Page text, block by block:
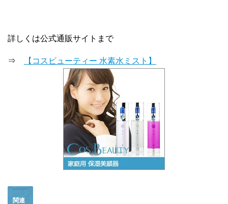
詳しくは公式通販サイトまで
⇒ 【コスビューティー 水素水ミスト】
関連